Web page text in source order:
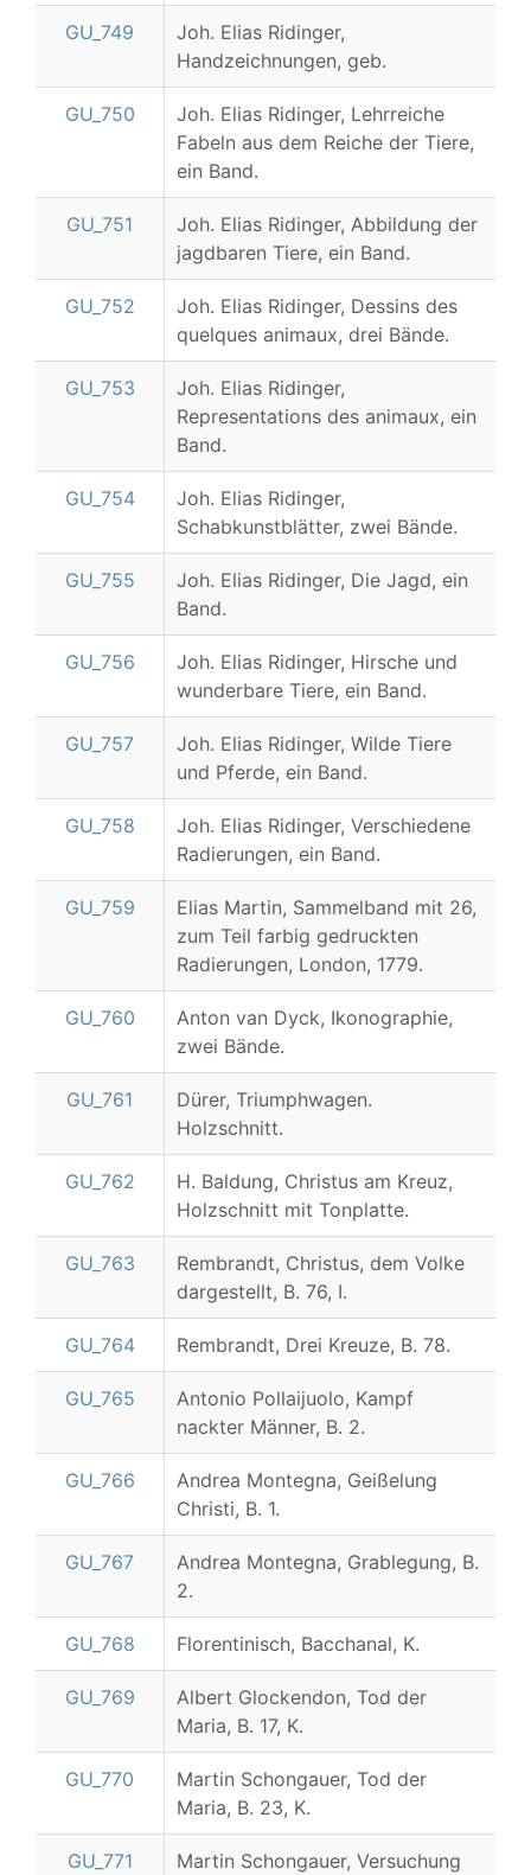
GU_749
Joh. Elias Ridinger,
Handzeichnungen, geb.
GU_750
Joh. Elias Ridinger, Lehrreiche
Fabeln aus dem Reiche der Tiere,
ein Band.
GU_751
Joh. Elias Ridinger, Abbildung der
jagdbaren Tiere, ein Band.
GU_752
Joh. Elias Ridinger, Dessins des
quelques animaux, drei Bände.
GU_753
Joh. Elias Ridinger,
Representations des animaux, ein
Band.
GU_754
Joh. Elias Ridinger,
Schabkunstblätter, zwei Bände.
GU_755
Joh. Elias Ridinger, Die Jagd, ein
Band.
GU_756
Joh. Elias Ridinger, Hirsche und
wunderbare Tiere, ein Band.
GU_757
Joh. Elias Ridinger, Wilde Tiere
und Pferde, ein Band.
GU_758
Joh. Elias Ridinger, Verschiedene
Radierungen, ein Band.
GU_759
Elias Martin, Sammelband mit 26,
zum Teil farbig gedruckten
Radierungen, London, 1779.
GU_760
Anton van Dyck, Ikonographie,
zwei Bände.
GU_761
Dürer, Triumphwagen.
Holzschnitt.
GU_762
H. Baldung, Christus am Kreuz,
Holzschnitt mit Tonplatte.
GU_763
Rembrandt, Christus, dem Volke
dargestellt, B. 76, I.
GU_764 Rembrandt, Drei Kreuze, B. 78.
GU_765
Antonio Pollaijuolo, Kampf
nackter Männer, B. 2.
GU_766
Andrea Montegna, Geißelung
Christi, B. 1.
GU_767
Andrea Montegna, Grablegung, B.
2.
GU_768 Florentinisch, Bacchanal, K.
GU_769
Albert Glockendon, Tod der
Maria, B. 17, K.
GU_770
Martin Schongauer, Tod der
Maria, B. 23, K.
GU_771
Martin Schongauer, Versuchung